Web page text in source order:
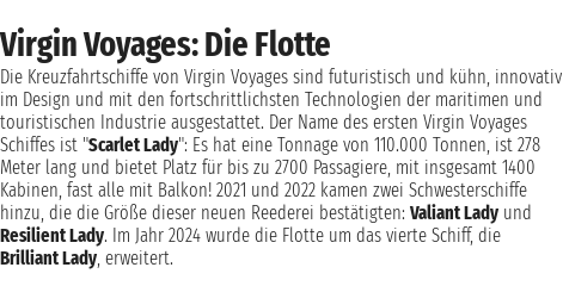
Virgin Voyages: Die Flotte
Die Kreuzfahrtschiffe von Virgin Voyages sind futuristisch und kühn, innovativ
im Design und mit den fortschrittlichsten Technologien der maritimen und
touristischen Industrie ausgestattet. Der Name des ersten Virgin Voyages
Schiffes ist "Scarlet Lady": Es hat eine Tonnage von 110.000 Tonnen, ist 278
Meter lang und bietet Platz für bis zu 2700 Passagiere, mit insgesamt 1400
Kabinen, fast alle mit Balkon! 2021 und 2022 kamen zwei Schwesterschiffe
hinzu, die die Größe dieser neuen Reederei bestätigten: Valiant Lady und
Resilient Lady. Im Jahr 2024 wurde die Flotte um das vierte Schiff, die
Brilliant Lady , erweitert.